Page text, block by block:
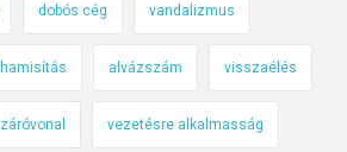
dobós cég vandalizmus
hamisítás alvázszám visszaélés
záróvonal vezetésre alkalmasság